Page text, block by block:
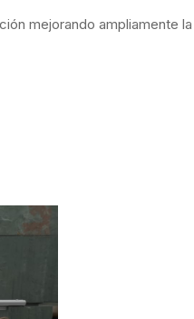
mejorando ampliamente la